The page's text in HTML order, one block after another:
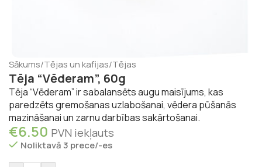
Sākums/Tējas un kafijas/Tējas
Tēja “Vēderam”, 60g
Tēja “Vēderam” ir sabalansēts augu maisījums, kas
paredzēts gremošanas uzlabošanai, vēdera pūšanās
mazināšanai un zarnu darbības sakārtošanai.
€6.50 PVN iekļauts
Noliktavā 3 prece/-es